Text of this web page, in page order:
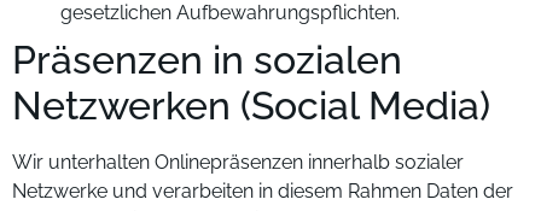
gesetzlichen Aufbewahrungspflichten.
Präsenzen in sozialen
Netzwerken (Social Media)
Wir unterhalten Onlinepräsenzen innerhalb sozialer
Netzwerke und verarbeiten in diesem Rahmen Daten der